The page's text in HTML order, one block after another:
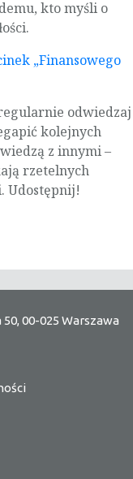
kto myśli o
„Finansowego
odwiedzaj
kolejnych
z innymi –
rzetelnych
Udostępnij!
50, 00-025 Warszawa